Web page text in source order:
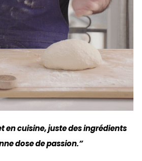
en cuisine, juste des ingrédients
dose de passion.”